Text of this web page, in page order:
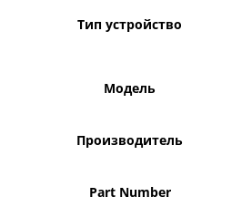
Тип устройство
Модель
Производитель
Part Number